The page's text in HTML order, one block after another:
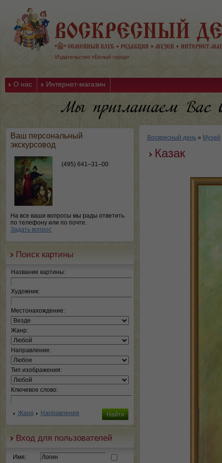
Издательство «Белый город»
О нас Интернет-магазин
Ваш персональный
экскурсовод
(495) 641–31–00
На все ваши вопросы мы рады ответить
по телефону или по почте.
Задать вопрос
Поиск картины
Название картины:
Художник:
Местонахождение:
Жанр:
Направление:
Тип изображения:
Ключевое слово:
Жанр Направления
Вход для пользователей
Имя:
Воскресный день » Музей
Казак